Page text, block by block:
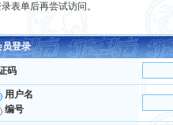
表单后再尝试访问。
员登录
码
用户名
编号